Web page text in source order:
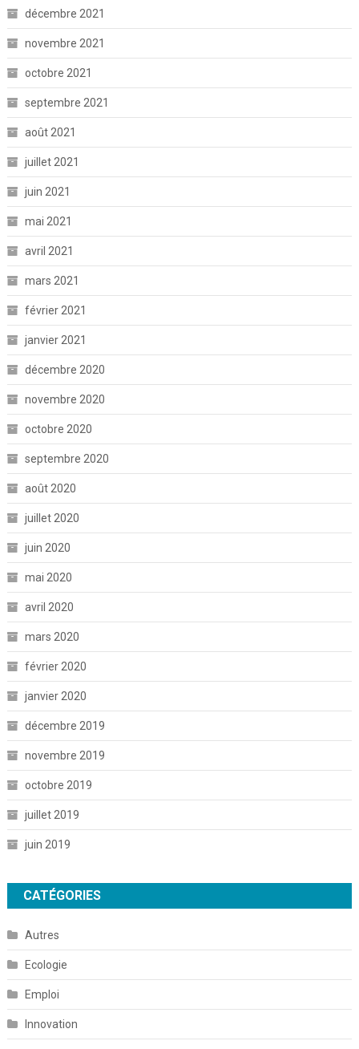
décembre 2021
novembre 2021
octobre 2021
septembre 2021
août 2021
juillet 2021
juin 2021
mai 2021
avril 2021
mars 2021
février 2021
janvier 2021
décembre 2020
novembre 2020
octobre 2020
septembre 2020
août 2020
juillet 2020
juin 2020
mai 2020
avril 2020
mars 2020
février 2020
janvier 2020
décembre 2019
novembre 2019
octobre 2019
juillet 2019
juin 2019
CATÉGORIES
Autres
Ecologie
Emploi
Innovation